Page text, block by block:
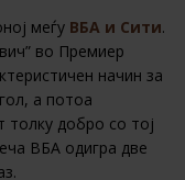
меѓу ВБА и Сити.
во Премиер
начин за
а потоа
толку добро со тој
ВБА одигра две